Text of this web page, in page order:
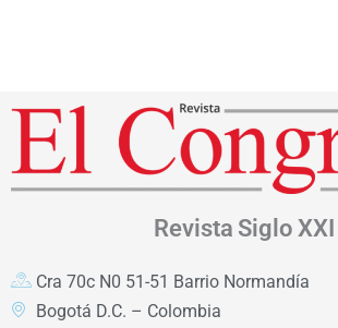
Revista Siglo XXI
Cra 70c N0 51-51 Barrio Normandía
Bogotá D.C. – Colombia